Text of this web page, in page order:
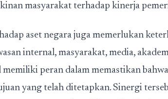
masyarakat terhadap kinerja
aset negara juga memerlukan
internal, masyarakat, media,
peran dalam memastikan
yang telah ditetapkan. Sinergi